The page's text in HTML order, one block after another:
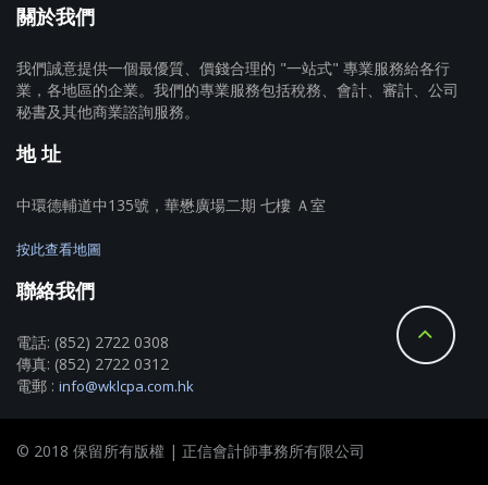
關於我們
我們誠意提供一個最優質、價錢合理的 "一站式" 專業服務給各行
業，各地區的企業。我們的專業服務包括稅務、會計、審計、公司
秘書及其他商業諮詢服務。
地 址
中環德輔道中135號，華懋廣場二期 七樓 Ａ室
按此查看地圖
聯絡我們
電話: (852) 2722 0308
傳真: (852) 2722 0312
電郵 : info@wklcpa.com.hk
© 2018 保留所有版權 | 正信會計師事務所有限公司